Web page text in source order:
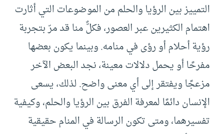
التمييز بين الرؤيا والحلم من الموضوعات التي أثارت
اهتمام الكثيرين عبر العصور، فكلٌّ منا قد مرّ بتجربة
رؤية أحلام أو رؤى في منامه. وبينما يكون بعضها
مفرحًا أو يحمل دلالات معينة، نجد البعض الآخر
مزعجًا ويفتقر إلى أي معنى واضح. لذلك، يسعى
الإنسان دائمًا لمعرفة الفرق بين الرؤيا والحلم، وكيفية
تفسيرهما، ومتى تكون الرسالة في المنام حقيقية